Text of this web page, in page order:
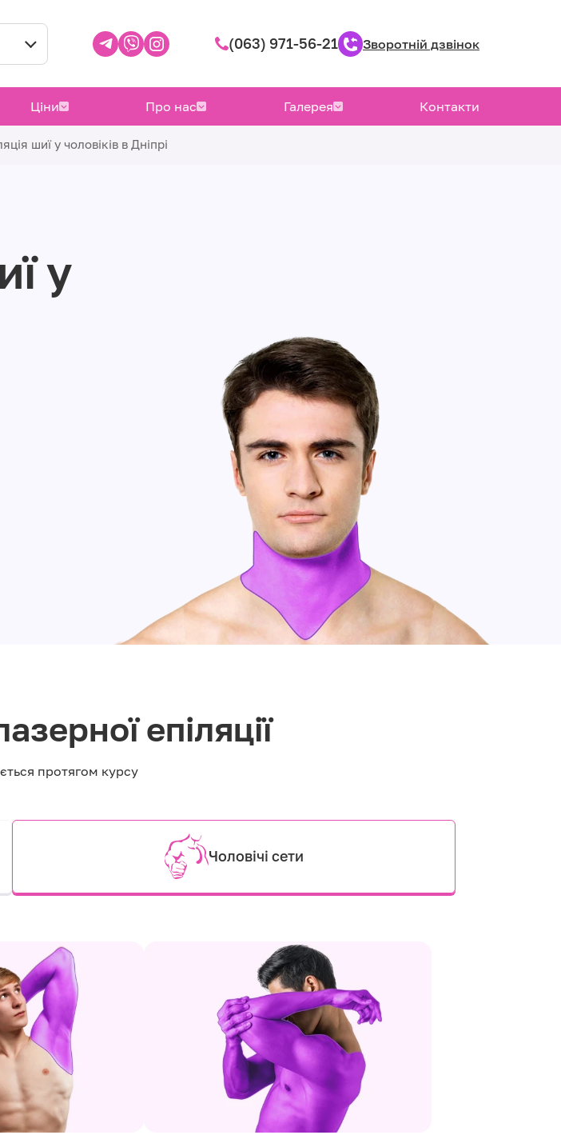
(063) 971-56-21 Зворотній дзвінок
Ціни Про нас Галерея Контакти
шиї у чоловіків в Дніпрі
у
епіляції
протягом курсу
Чоловічі сети